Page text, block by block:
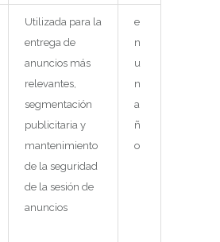
Utilizada para la
entrega de
anuncios más
relevantes,
segmentación
publicitaria y
mantenimiento
de la seguridad
de la sesión de
anuncios
e
n
u
n
a
ñ
o